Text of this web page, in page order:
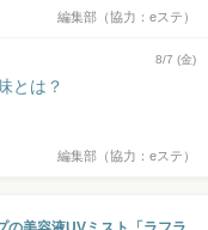
編集部（協力：eステ）
8/7 (金)
とは？
編集部（協力：eステ）